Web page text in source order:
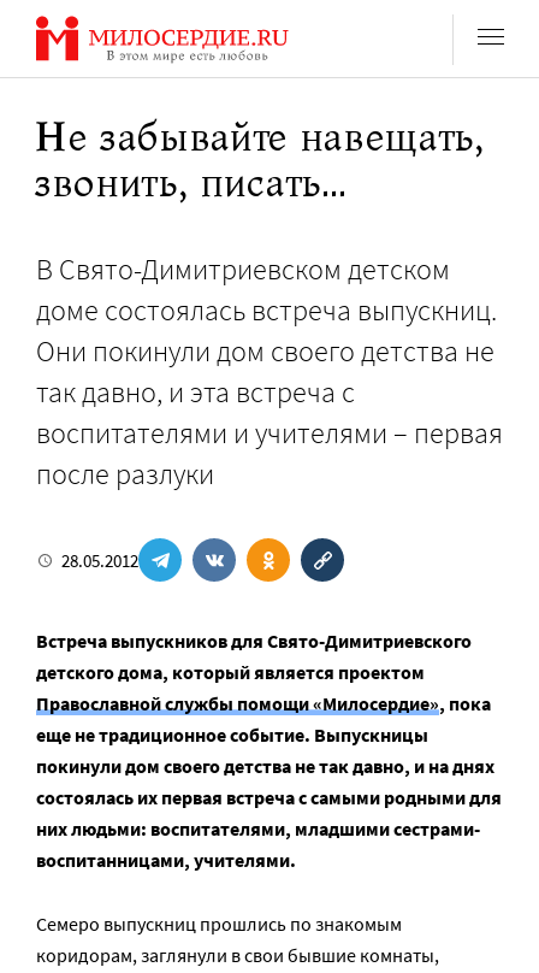
Перейти
содержанию
Не забывайте навещать,
звонить, писать…
В Свято-Димитриевском детском
доме состоялась встреча выпускниц.
Они покинули дом своего детства не
так давно, и эта встреча с
воспитателями и учителями – первая
после разлуки
28.05.2012
Встреча выпускников для Свято-Димитриевского
детского дома, который является проектом
Православной службы помощи «Милосердие», пока
еще не традиционное событие. Выпускницы
покинули дом своего детства не так давно, и на днях
состоялась их первая встреча с самыми родными для
них людьми: воспитателями, младшими сестрами-
воспитанницами, учителями.
Семеро выпускниц прошлись по знакомым
коридорам, заглянули в свои бывшие комнаты,